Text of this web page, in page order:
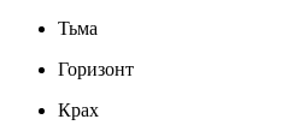
Тьма
Горизонт
Крах